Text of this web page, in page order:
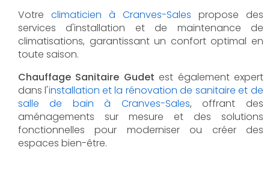
Votre climaticien à Cranves-Sales propose des
services d'installation et de maintenance de
climatisations, garantissant un confort optimal en
toute saison.
Chauffage Sanitaire Gudet est également expert
dans l'installation et la rénovation de sanitaire et de
salle de bain à Cranves-Sales, offrant des
aménagements sur mesure et des solutions
fonctionnelles pour moderniser ou créer des
espaces bien-être.